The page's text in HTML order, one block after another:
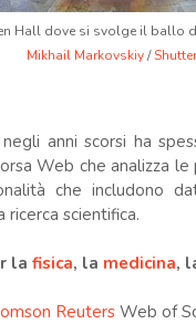
Hall dove si svolge il ballo
Mikhail Markovskiy/
negli anni scorsi ha
Web che analizza
che includono
scientifica.
la fisica, la medicina,
ReutersWeb of